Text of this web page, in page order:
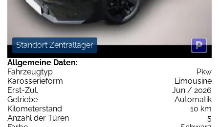
Standort Zentrallager
Allgemeine Daten:
Fahrzeugtyp
Pkw
Karosserieform
Limousine
Erst-Zul.
Jun / 2026
Getriebe
Automatik
Kilometerstand
10 km
Anzahl der Türen
5